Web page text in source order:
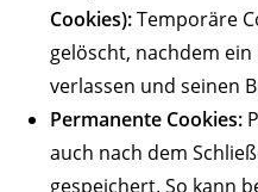
Cookies):Temporäre
gelöscht, nachdem
verlassen und seinen
Permanente Cookies:
auch nach dem
gespeichert. So kann